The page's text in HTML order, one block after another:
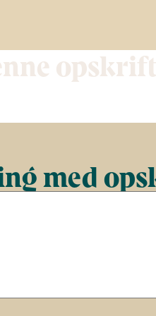
med